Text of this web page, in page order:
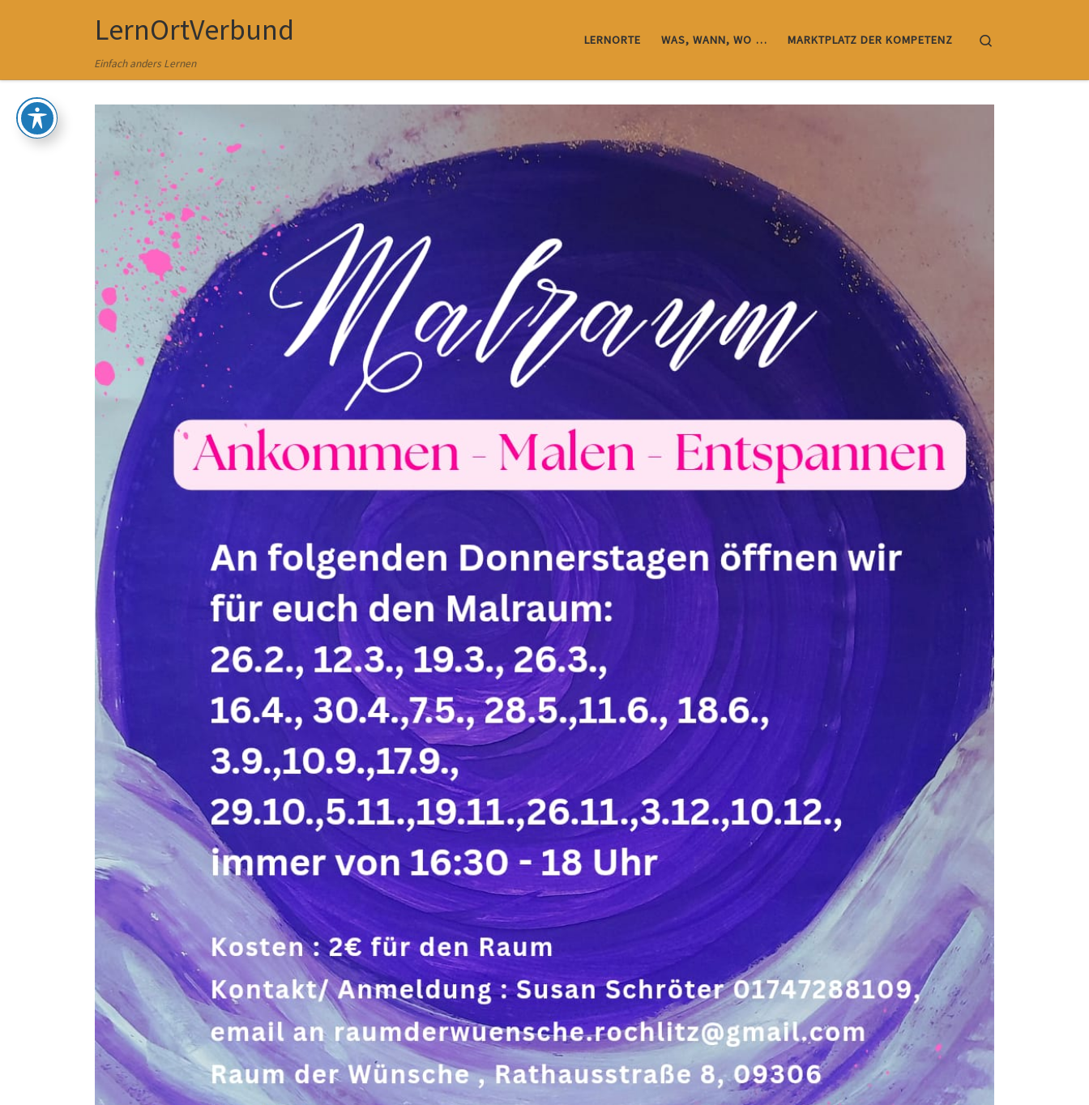
Zum Inhalt springenLernOrtVerbund
Einfach anders Lernen
LERNORTE WAS, WANN, WO … MARKTPLATZ DER KOMPETENZ